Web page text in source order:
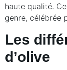
haute qualité.
genre, célébrée
Les
d’olive